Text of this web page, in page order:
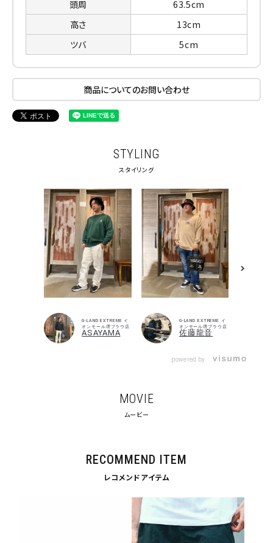
頭周
63.5cm
高さ
13cm
ツバ
5cm
商品についてのお問い合わせ
STYLING
スタイリング
G-LAND EXTREME イ
オンモール堺プラウ店
ASAYAMA
G-LAND EXTREME イ
オンモール堺プラウ店
佐藤龍音
powered by
MOVIE
ムービー
RECOMMEND ITEM
レコメンドアイテム